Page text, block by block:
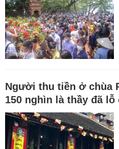
Người thu tiền ở chùa
150 nghìn là thầy đã lỗ